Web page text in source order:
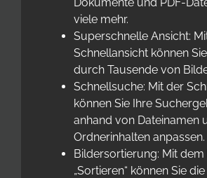
viele mehr.
Superschnelle Ansicht:
Schnellansicht können
durch Tausende von
Schnellsuche: Mit der
können Sie Ihre
anhand von Dateinamen
Ordnerinhalten anpassen.
Bildersortierung: Mit dem
„Sortieren“ können Sie